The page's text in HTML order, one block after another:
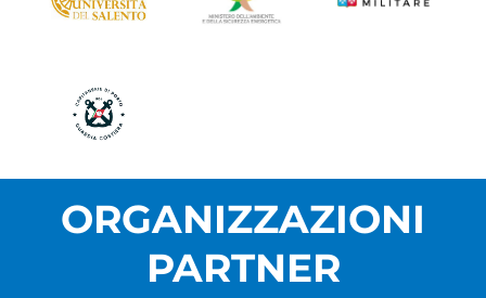
ORGANIZZAZIONI
PARTNER